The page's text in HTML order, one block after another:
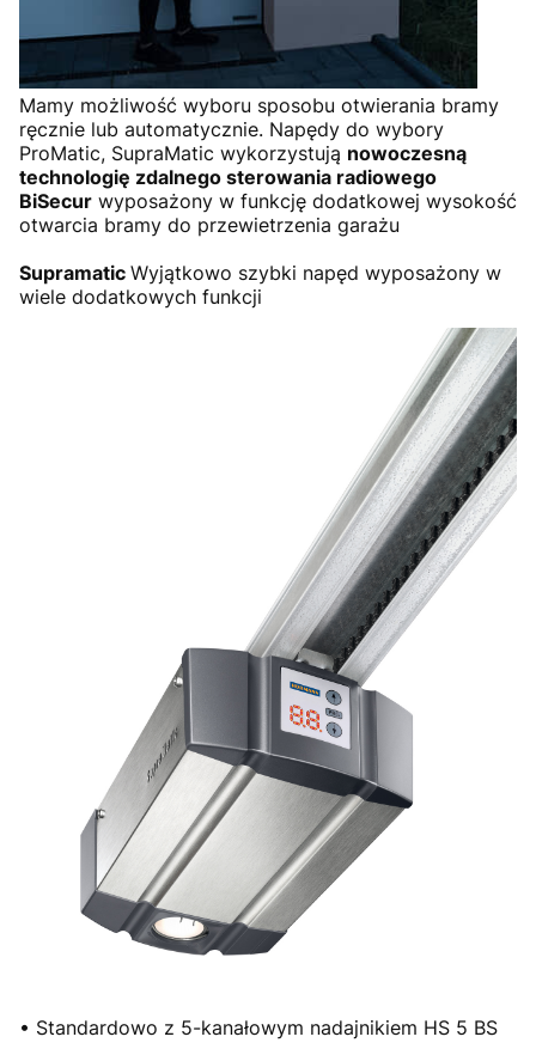
Mamy możliwość wyboru sposobu otwierania bramy
ręcznie lub automatycznie. Napędy do wybory
ProMatic, SupraMatic wykorzystują nowoczesną
technologię zdalnego sterowania radiowego
BiSecur wyposażony w funkcję dodatkowej wysokość
otwarcia bramy do przewietrzenia garażu
Supramatic Wyjątkowo szybki napęd wyposażony w
wiele dodatkowych funkcji
• Standardowo z 5-kanałowym nadajnikiem HS 5 BS